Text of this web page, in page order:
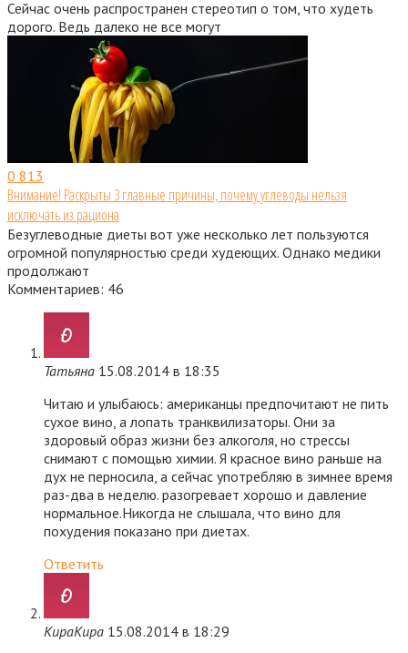
Сейчас очень распространен стереотип о том, что худеть
дорого. Ведь далеко не все могут
0 813
Внимание! Раскрыты 3 главные причины, почему углеводы нельзя
исключать из рациона
Безуглеводные диеты вот уже несколько лет пользуются
огромной популярностью среди худеющих. Однако медики
продолжают
Комментариев: 46
Татьяна 15.08.2014 в 18:35
Читаю и улыбаюсь: американцы предпочитают не пить
сухое вино, а лопать транквилизаторы. Они за
здоровый образ жизни без алкоголя, но стрессы
снимают с помощью химии. Я красное вино раньше на
дух не перносила, а сейчас употребляю в зимнее время
раз-два в неделю. разогревает хорошо и давление
нормальное.Никогда не слышала, что вино для
похудения показано при диетах.
Ответить
КираКира 15.08.2014 в 18:29